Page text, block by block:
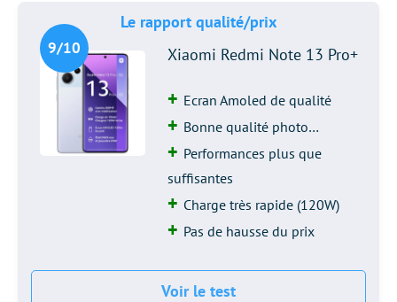
Le rapport qualité/prix
9/10 Xiaomi Redmi Note 13 Pro+
Ecran Amoled de qualité
Bonne qualité photo…
Performances plus que
suffisantes
Charge très rapide (120W)
Pas de hausse du prix
Voir le test